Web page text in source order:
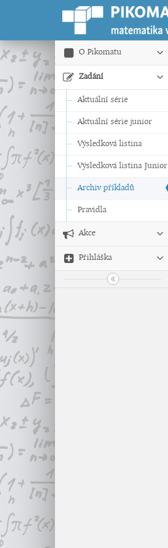
O Pikomatu
Zadání
Aktuální série
Aktuální série junior
Výsledková listina
Výsledková listina Junior
Archiv příkladů
Pravidla
Akce
Přihláška